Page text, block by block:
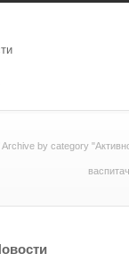
Archive by category